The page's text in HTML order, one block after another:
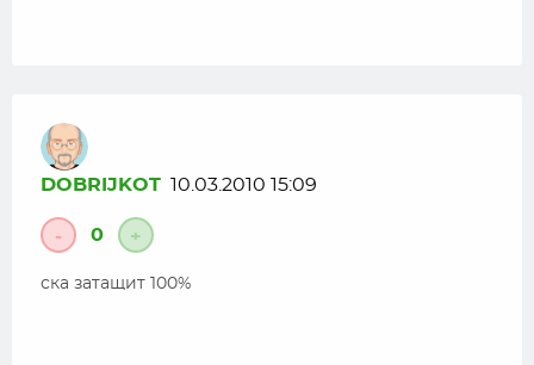
DOBRIJKOT 10.03.2010 15:09
- 0 +
ска затащит 100%